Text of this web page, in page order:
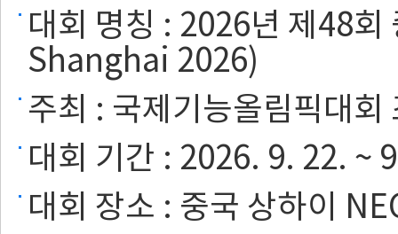
대회 명칭 : 2026년 제48
Shanghai 2026)
주최 : 국제기능올림픽대
대회 기간 : 2026. 9. 22. ~
대회 장소 : 중국 상하이